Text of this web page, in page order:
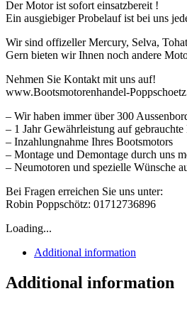
Der Motor ist sofort einsatzbereit !
Ein ausgiebiger Probelauf ist bei uns
Wir sind offizeller Mercury, Selva,
Gern bieten wir Ihnen noch andere
Nehmen Sie Kontakt mit uns auf!
www.Bootsmotorenhandel-
– Wir haben immer über 300
– 1 Jahr Gewährleistung auf
– Inzahlungnahme Ihres Bootsmotors
– Montage und Demontage durch uns
– Neumotoren und spezielle Wünsche
Bei Fragen erreichen Sie uns unter:
Robin Poppschötz: 01712736896
Loading...
Additional information
Additional information